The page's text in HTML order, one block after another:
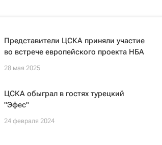
Представители ЦСКА приняли участие
во встрече европейского проекта НБА
28 мая 2025
ЦСКА обыграл в гостях турецкий
"Эфес"
24 февраля 2024